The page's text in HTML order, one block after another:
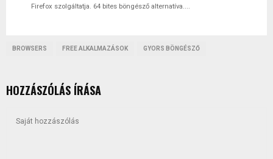
Firefox szolgáltatja. 64 bites böngésző alternatíva....
BROWSERS FREE ALKALMAZÁSOK GYORS BÖNGÉSZŐ
HOZZÁSZÓLÁS ÍRÁSA